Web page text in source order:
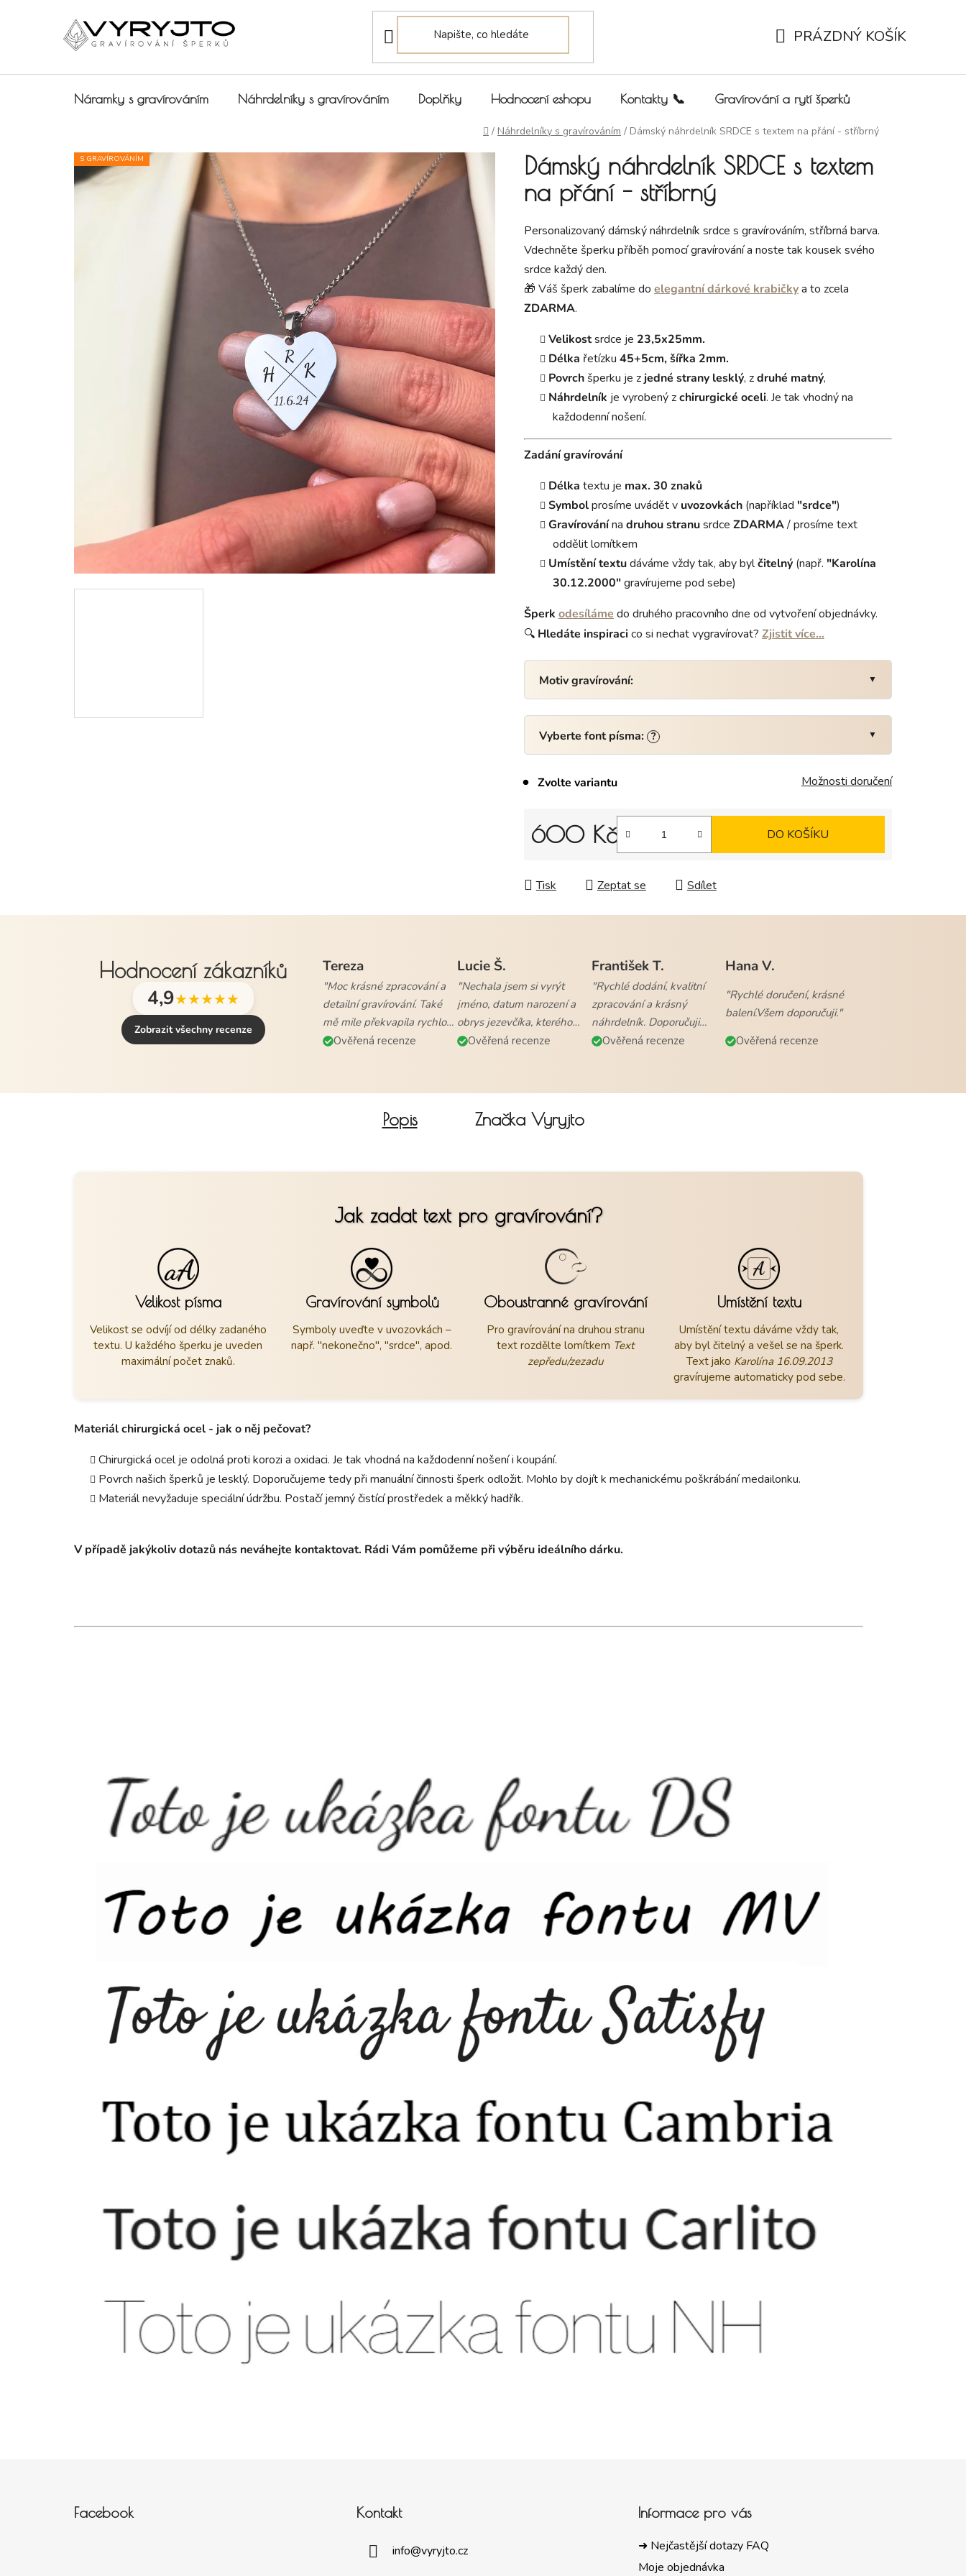
PRÁZDNÝ KOŠÍK
Náramky s gravírováním Náhrdelníky s gravírováním Doplňky Hodnocení eshopu Kontakty 📞 Gravírování a rytí šperků
Domů
/ Náhrdelníky s gravírováním / Dámský náhrdelník SRDCE s textem na přání - stříbrný
Dámský náhrdelník SRDCE s textem
na přání - stříbrný
Personalizovaný dámský náhrdelník srdce s gravírováním, stříbrná barva.
Vdechněte šperku příběh pomocí gravírování a noste tak kousek svého
srdce každý den.
🎁 Váš šperk zabalíme do elegantní dárkové krabičkya to zcela
ZDARMA.
Velikostsrdce je 23,5x25mm.
Délka řetízku 45+5cm, šířka 2mm.
Povrchšperku je z jedné strany lesklý, zdruhé matný,
Náhrdelník je vyrobený zchirurgické oceli. Je tak vhodný na
každodenní nošení.
Zadání gravírování
Délka textu je max. 30 znaků
Symbolprosíme uvádět v uvozovkách (například "srdce")
Gravírovánína druhou stranusrdce ZDARMA/ prosíme text
oddělit lomítkem
Umístění textudáváme vždy tak, aby bylčitelný (např. "Karolína
30.12.2000"gravírujeme pod sebe)
Šperk odesíláme do druhého pracovního dne od vytvoření objednávky.
🔍 Hledáte inspiracico si nechat vygravírovat? Zjistit více…
Motiv gravírování:
Vyberte font písma: ?
Zvolte variantu Možnosti doručení
600 Kč DO KOŠÍKU
Tisk Zeptat se Sdílet
S GRAVÍROVÁNÍM
Hodnocení zákazníků
4,9★★★★★
Zobrazit všechny recenze
Tereza
"Moc krásné zpracování a
detailní gravírování. Také
mě mile překvapila rychlost
vyřízení objednávky a
Ověřená recenze
Lucie Š.
"Nechala jsem si vyrýt
jméno, datum narození a
obrys jezevčíka, kterého
mám. Naprostá
Ověřená recenze
František T.
"Rychlé dodání, kvalitní
zpracování a krásný
náhrdelník. Doporučuji
všem."
Ověřená recenze
Hana V.
"Rychlé doručení, krásné
balení.Všem doporučuji."
Ověřená recenze
Popis ZnačkaVyryjto
Jak zadat text pro gravírování?
Velikost písma
Velikost se odvíjí od délky zadaného
textu. U každého šperku je uveden
maximální počet znaků.
Gravírování symbolů
Symboly uveďte v uvozovkách –
např. "nekonečno", "srdce", apod.
Oboustranné gravírování
Pro gravírování na druhou stranu
text rozdělte lomítkem Text
zepředu/zezadu
Umístění textu
Umístění textu dáváme vždy tak,
aby byl čitelný a vešel se na šperk.
Text jako Karolína 16.09.2013
gravírujeme automaticky pod sebe.
Materiál chirurgická ocel - jak o něj pečovat?
Chirurgická ocel je odolná proti korozi a oxidaci. Je tak vhodná na každodenní nošení i koupání.
Povrch našich šperků je lesklý. Doporučujeme tedy při manuální činnosti šperk odložit. Mohlo by dojít k mechanickému poškrábání medailonku.
Materiál nevyžaduje speciální údržbu. Postačí jemný čistící prostředek a měkký hadřík.
V případě jakýkoliv dotazů nás neváhejte kontaktovat. Rádi Vám pomůžeme při výběru ideálního dárku.
Facebook Kontakt
info@vyryjto.cz
Informace pro vás
➜ Nejčastější dotazy FAQ
Moje objednávka